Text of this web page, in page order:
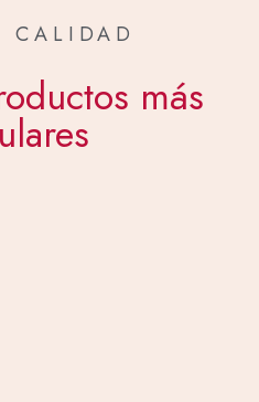
CALIDAD
más